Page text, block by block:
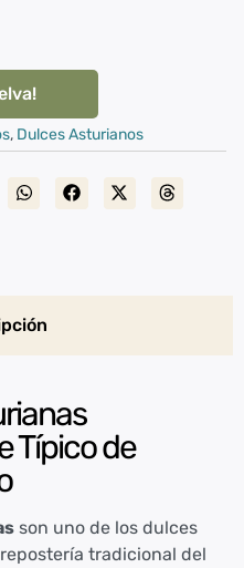
, Dulces Asturianos
Típico de
son uno de los dulces
tradicional del